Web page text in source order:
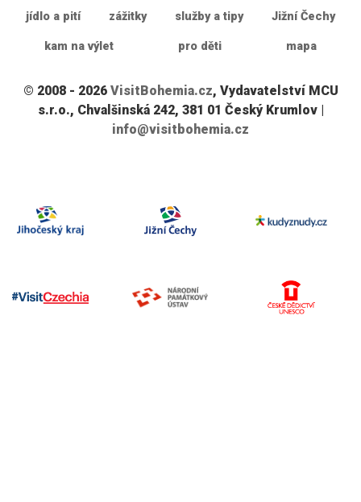
jídlo a pití zážitky služby a tipy Jižní Čechy
kam na výlet pro děti mapa
© 2008 - 2026 VisitBohemia.cz, Vydavatelství MCU
s.r.o., Chvalšinská 242, 381 01 Český Krumlov |
info@visitbohemia.cz